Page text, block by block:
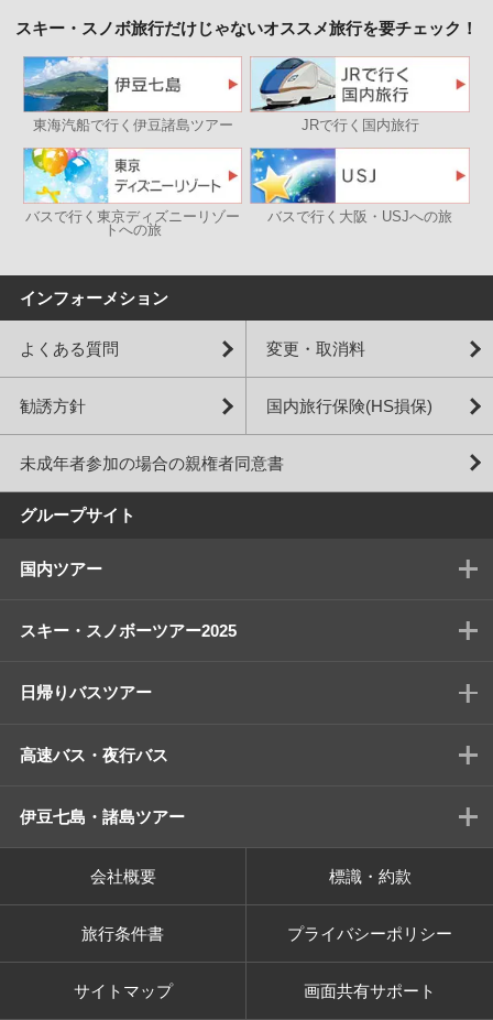
スキー・スノボ旅行だけじゃないオススメ旅行を要チェック！
東海汽船で行く伊豆諸島ツアー JRで行く国内旅行
バスで行く東京ディズニーリゾー
トへの旅
バスで行く大阪・USJへの旅
インフォーメション
よくある質問 変更・取消料
勧誘方針 国内旅行保険(HS損保)
未成年者参加の場合の親権者同意書
グループサイト
国内ツアー
スキー・スノボーツアー2025
日帰りバスツアー
高速バス・夜行バス
伊豆七島・諸島ツアー
会社概要 標識・約款
旅行条件書 プライバシーポリシー
サイトマップ 画面共有サポート